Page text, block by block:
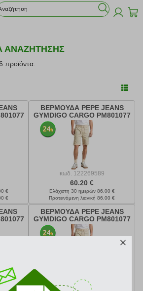
ΑΝΑΖΗΤΗΣΗΣ
προϊόντα.
€
€
ΒΕΡΜΟΥΔΑ PEPE JEANS
GYMDIGO CARGO PM801077
ΜΠΕΖ (31)
κωδ. 122269589
60.20 €
Ελάχιστη 30 ημερών 86.00 €
Προτεινόμενη λιανική 86.00 €
ΒΕΡΜΟΥΔΑ PEPE JEANS
GYMDIGO CARGO PM801077
ΜΠΕΖ (33)
60.20 €